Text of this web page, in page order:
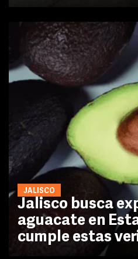
JALISCO
Jalisco busca
aguacate en
cumple estas